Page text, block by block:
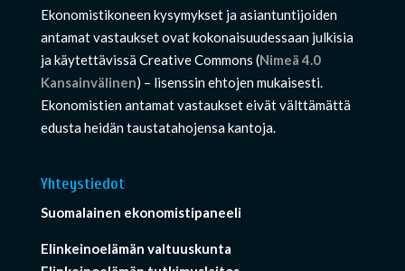
Ekonomistikoneen kysymykset ja asiantuntijoiden
antamat vastaukset ovat kokonaisuudessaan julkisia
ja käytettävissä Creative Commons (Nimeä 4.0
Kansainvälinen) – lisenssin ehtojen mukaisesti.
Ekonomistien antamat vastaukset eivät välttämättä
edusta heidän taustatahojensa kantoja.
Yhteystiedot
Suomalainen ekonomistipaneeli
Elinkeinoelämän valtuuskunta